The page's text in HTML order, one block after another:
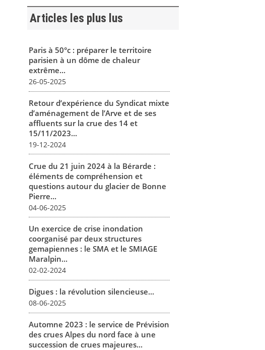
Articles les plus lus
Paris à 50°c : préparer le territoire
parisien à un dôme de chaleur
extrême...
26-05-2025
Retour d’expérience du Syndicat mixte
d’aménagement de l’Arve et de ses
affluents sur la crue des 14 et
15/11/2023...
19-12-2024
Crue du 21 juin 2024 à la Bérarde :
éléments de compréhension et
questions autour du glacier de Bonne
Pierre...
04-06-2025
Un exercice de crise inondation
coorganisé par deux structures
gemapiennes : le SMA et le SMIAGE
Maralpin...
02-02-2024
Digues : la révolution silencieuse...
08-06-2025
Automne 2023 : le service de Prévision
des crues Alpes du nord face à une
succession de crues majeures...